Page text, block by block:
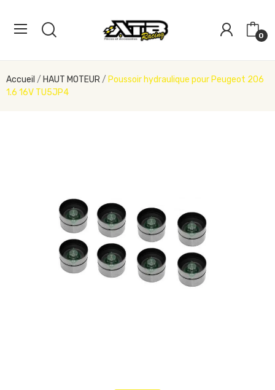
0
Accueil HAUT MOTEUR
Poussoir hydraulique pour Peugeot 206
1.6 16V TU5JP4